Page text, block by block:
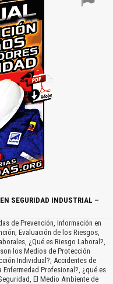
SEGURIDAD INDUSTRIAL –
de Prevención, Información en
Evaluación de los Riesgos,
¿Qué es Riesgo Laboral?,
los Medios de Protección
Individual?, Accidentes de
Profesional?, ¿qué es
El Medio Ambiente de